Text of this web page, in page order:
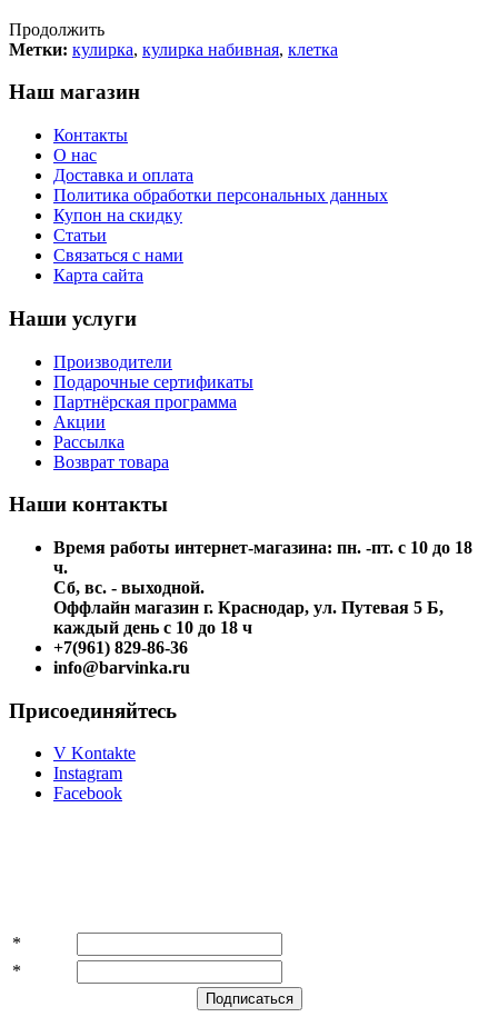
Продолжить
Метки: кулирка, кулирка набивная, клетка
Наш магазин
Контакты
О нас
Доставка и оплата
Политика обработки персональных данных
Купон на скидку
Статьи
Связаться с нами
Карта сайта
Наши услуги
Производители
Подарочные сертификаты
Партнёрская программа
Акции
Рассылка
Возврат товара
Наши контакты
Время работы интернет-магазина: пн. -пт. с 10 до 18
ч.
Сб, вс. - выходной.
Оффлайн магазин г. Краснодар, ул. Путевая 5 Б,
каждый день с 10 до 18 ч
+7(961) 829-86-36
info@barvinka.ru
Присоединяйтесь
V Kontakte
Instagram
Facebook
*
*